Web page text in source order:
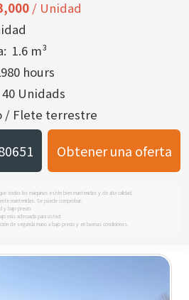
/ Unidad
1.6 m³
hours
Unidads
/ Flete terrestre
Obtener una oferta
todas las máquinas estén bien mantenidas y de alta calidad.
mantenidas. Se puede comprobar.
y bajo precio.
más adecuada para usted.
de segunda mano a bajo precio y en buenas condiciones.